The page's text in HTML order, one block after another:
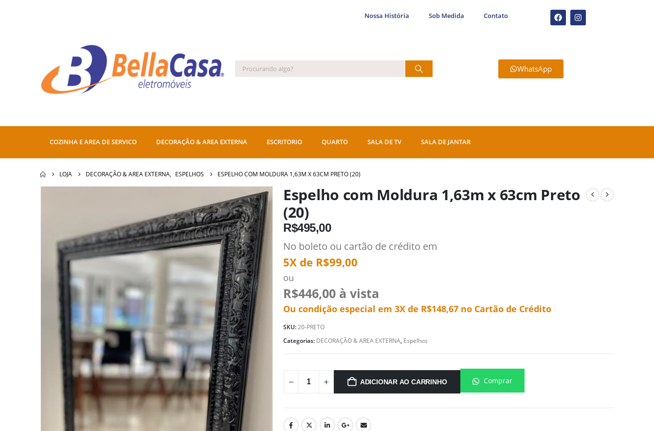
Nossa História Sob Medida Contato
WhatsApp
COZINHA E AREA DE SERVICO DECORAÇÃO & AREA EXTERNA ESCRITORIO QUARTO SALA DE TV SALA DE JANTAR
LOJA DECORAÇÃO & AREA EXTERNA, ESPELHOS ESPELHO COM MOLDURA 1,63M X 63CM PRETO (20)
Espelho com Moldura 1,63m x 63cm Preto
(20)
R$495,00
No boleto ou cartão de crédito em
5X de R$99,00
ou
R$446,00 à vista
Ou condição especial em 3X de R$148,67 no Cartão de Crédito
SKU:20-PRETO
Categorias: DECORAÇÃO & AREA EXTERNA, Espelhos
ADICIONAR AO CARRINHO Comprar